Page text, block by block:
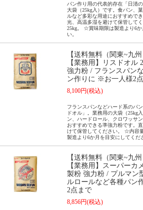
パン作り用の代表的存在「日清
大袋（25kg入）です。食パン、
ルなど多彩な用途におすすめで
光、高温多湿を避けて保管して
25kg。 ☆賞味期限は製造より6か
い。
【送料無料（関東~九
【業務用】リスドオル
強力粉 / フランスパン
ン作りに ※お一人様2
8,100円(税込)
フランスパンなどハード系のパ
ドオル」。業務用の大袋（25kg
ン、ハードロール、クロワッサ
おすすめできる準強力粉です。
けて保管してください。 ☆内容
製造より6か月を目安にしてくだ
【送料無料（関東~九
【業務用】スーパーカ
製粉 強力粉 / プルマン
ルロールなど各種パン
2点まで
8,856円(税込)